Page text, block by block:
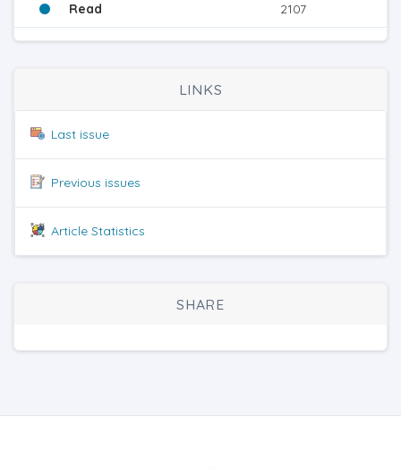
Read 2107
LINKS
Last issue
Previous issues
Article Statistics
SHARE